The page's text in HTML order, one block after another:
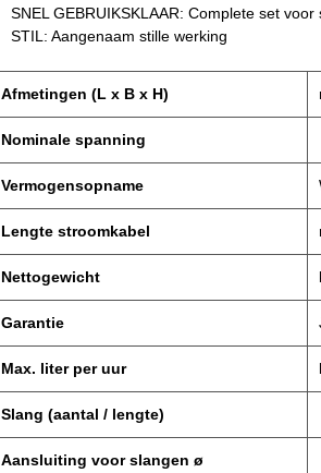
SNEL GEBRUIKSKLAAR: Complete set
STIL: Aangenaam stille werking
Afmetingen (L x B x H)
Nominale spanning
Vermogensopname
Lengte stroomkabel
Nettogewicht
Garantie
Max. liter per uur
Slang (aantal / lengte)
Aansluiting voor slangen ø